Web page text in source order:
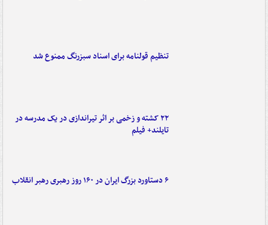
تنظیم قولنامه برای اسناد سبزرنگ ممنوع شد
۲۲ کشته و زخمی بر اثر تیراندازی در یک مدرسه در
تایلند+ فیلم
۶ دستاورد بزرگ ایران در ۱۶۰ روز رهبری رهبر انقلاب